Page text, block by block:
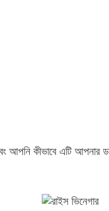
আপনি কীভাবে এটি আপনার